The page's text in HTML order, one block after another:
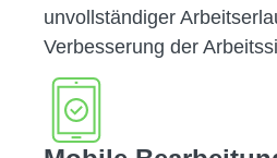
unvollständiger
Verbesserung der